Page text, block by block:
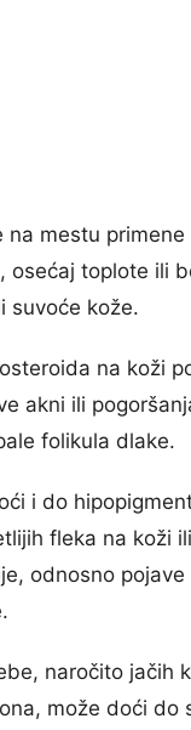
na mestu
osećaj toplote ili
suvoće kože.
na koži
akni ili
folikula dlake.
i do
fleka na koži
odnosno
naročito jačih
može doći do